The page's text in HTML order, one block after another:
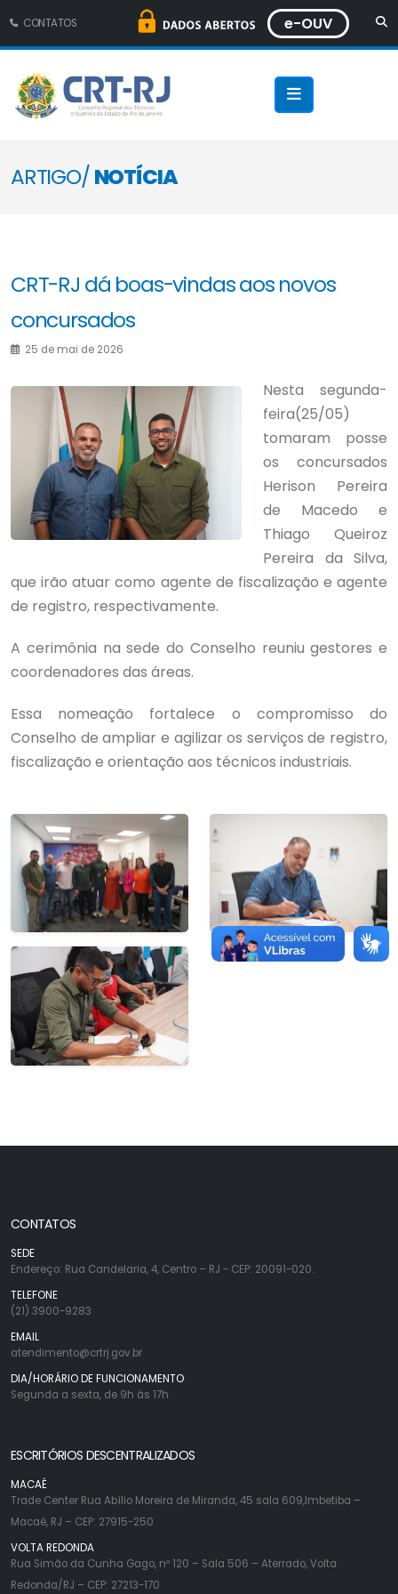
CONTATOS e-OUV
ARTIGO/NOTÍCIA
CRT-RJ dá boas-vindas aos novos
concursados
25 de mai de 2026
Nesta segunda-
feira(25/05)
tomaram posse
os concursados
Herison Pereira
de Macedo e
Thiago Queiroz
Pereira da Silva,
que irão atuar como agente de fiscalização e agente
de registro, respectivamente.
A cerimônia na sede do Conselho reuniu gestores e
coordenadores das áreas.
Essa nomeação fortalece o compromisso do
Conselho de ampliar e agilizar os serviços de registro,
fiscalização e orientação aos técnicos industriais.
CONTATOS
SEDE
Endereço: Rua Candelaria, 4, Centro – RJ - CEP: 20091-020.
TELEFONE
(21) 3900-9283
EMAIL
atendimento@crtrj.gov.br
DIA/HORÁRIO DE FUNCIONAMENTO
Segunda a sexta, de 9h às 17h.
ESCRITÓRIOS DESCENTRALIZADOS
MACAÉ
Trade Center Rua Abílio Moreira de Miranda, 45 sala 609,Imbetiba –
Macaé, RJ – CEP: 27915-250
VOLTA REDONDA
Rua Simão da Cunha Gago, nº 120 – Sala 506 – Aterrado, Volta
Redonda/RJ – CEP: 27213-170